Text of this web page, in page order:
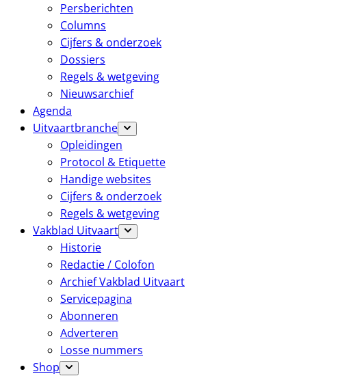
Persberichten
Columns
Cijfers & onderzoek
Dossiers
Regels & wetgeving
Nieuwsarchief
Agenda
Uitvaartbranche
Opleidingen
Protocol & Etiquette
Handige websites
Cijfers & onderzoek
Regels & wetgeving
Vakblad Uitvaart
Historie
Redactie / Colofon
Archief Vakblad Uitvaart
Servicepagina
Abonneren
Adverteren
Losse nummers
Shop